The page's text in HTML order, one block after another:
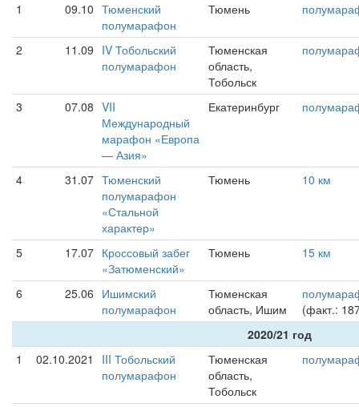
1
09.10 Тюменский
полумарафон
Тюмень
2 11.09 IV Тобольский
полумарафон
Тюменская
область,
Тобольск
3 07.08 VII
Международный
марафон «Европа
— Азия»
Екатеринбург
4 31.07 Тюменский
полумарафон
«Стальной
характер»
Тюмень 10 км
5 17.07 Кроссовый забег
«Затюменский»
Тюмень 15 км
6 25.06 Ишимский
полумарафон
Тюменская
область, Ишим
(факт.:
2020/21 год
1
02.10.2021
III Тобольский
полумарафон
Тюменская
область,
Тобольск